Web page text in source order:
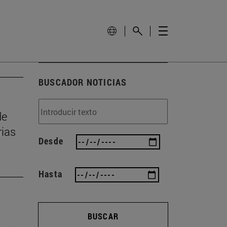
BUSCADOR NOTICIAS
Desde
Hasta
BUSCAR